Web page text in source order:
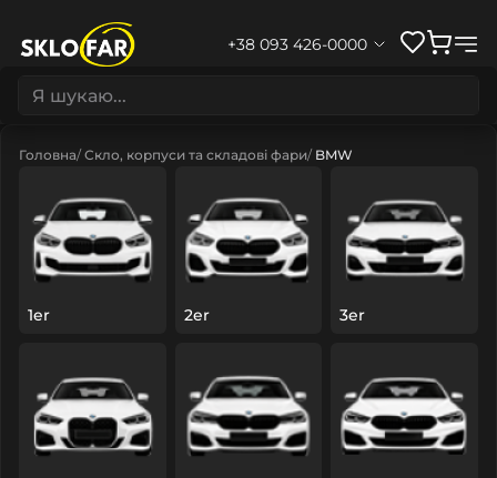
+38 093 426-0000
Головна Скло, корпуси та складові фари BMW
1er 2er 3er